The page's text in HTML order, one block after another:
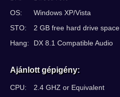
OS:
Windows XP/Vista
STO:
2 GB free hard drive space
Hang:
DX 8.1 Compatible Audio
Ajánlott gépigény:
CPU:
2.4 GHZ or Equivalent